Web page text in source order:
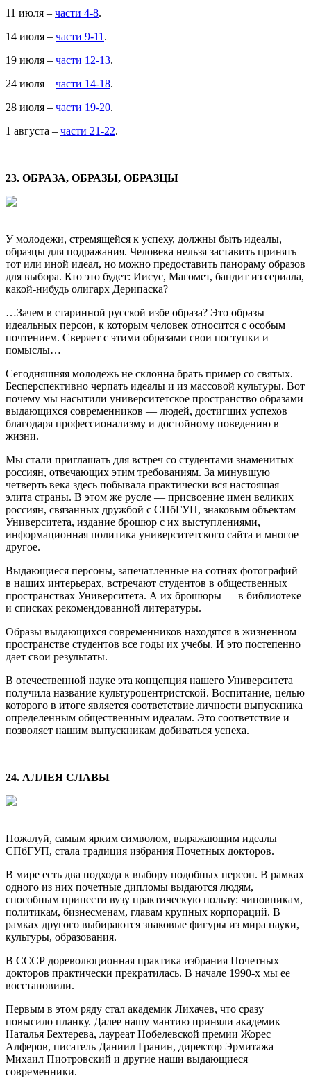
11 июля – части 4-8.
14 июля – части 9-11 .
19 июля – части 12-13.
24 июля – части 14-18.
28 июля – части 19-20.
1 августа – части 21-22.
23. ОБРАЗА, ОБРАЗЫ, ОБРАЗЦЫ
У молодежи, стремящейся к успеху, должны быть идеалы,
образцы для подражания. Человека нельзя заставить принять
тот или иной идеал, но можно предоставить панораму образов
для выбора. Кто это будет: Иисус, Магомет, бандит из сериала,
какой-нибудь олигарх Дерипаска?
…Зачем в старинной русской избе образа? Это образы
идеальных персон, к которым человек относится с особым
почтением. Сверяет с этими образами свои поступки и
помыслы…
Сегодняшняя молодежь не склонна брать пример со святых.
Бесперспективно черпать идеалы и из массовой культуры. Вот
почему мы насытили университетское пространство образами
выдающихся современников — людей, достигших успехов
благодаря профессионализму и достойному поведению в
жизни.
Мы стали приглашать для встреч со студентами знаменитых
россиян, отвечающих этим требованиям. За минувшую
четверть века здесь побывала практически вся настоящая
элита страны. В этом же русле — присвоение имен великих
россиян, связанных дружбой с СПбГУП, знаковым объектам
Университета, издание брошюр с их выступлениями,
информационная политика университетского сайта и многое
другое.
Выдающиеся персоны, запечатленные на сотнях фотографий
в наших интерьерах, встречают студентов в общественных
пространствах Университета. А их брошюры — в библиотеке
и списках рекомендованной литературы.
Образы выдающихся современников находятся в жизненном
пространстве студентов все годы их учебы. И это постепенно
дает свои результаты.
В отечественной науке эта концепция нашего Университета
получила название культуроцентристской. Воспитание, целью
которого в итоге является соответствие личности выпускника
определенным общественным идеалам. Это соответствие и
позволяет нашим выпускникам добиваться успеха.
24. АЛЛЕЯ СЛАВЫ
Пожалуй, самым ярким символом, выражающим идеалы
СПбГУП, стала традиция избрания Почетных докторов.
В мире есть два подхода к выбору подобных персон. В рамках
одного из них почетные дипломы выдаются людям,
способным принести вузу практическую пользу: чиновникам,
политикам, бизнесменам, главам крупных корпораций. В
рамках другого выбираются знаковые фигуры из мира науки,
культуры, образования.
В СССР дореволюционная практика избрания Почетных
докторов практически прекратилась. В начале 1990-х мы ее
восстановили.
Первым в этом ряду стал академик Лихачев, что сразу
повысило планку. Далее нашу мантию приняли академик
Наталья Бехтерева, лауреат Нобелевской премии Жорес
Алферов, писатель Даниил Гранин, директор Эрмитажа
Михаил Пиотровский и другие наши выдающиеся
современники.